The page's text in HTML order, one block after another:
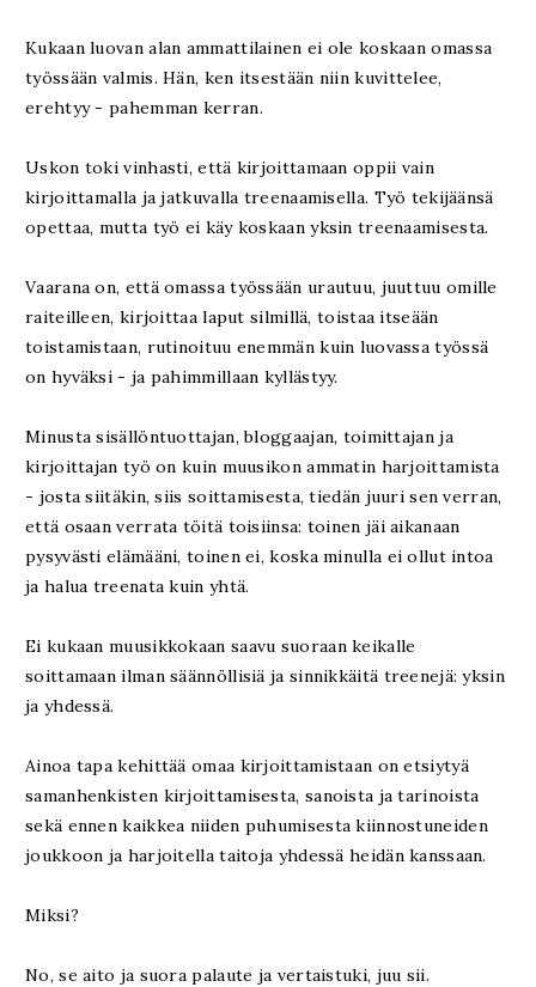
Kukaan luovan alan ammattilainen ei ole koskaan omassa
työssään valmis. Hän, ken itsestään niin kuvittelee,
erehtyy - pahemman kerran.
Uskon toki vinhasti, että kirjoittamaan oppii vain
kirjoittamalla ja jatkuvalla treenaamisella. Työ tekijäänsä
opettaa, mutta työ ei käy koskaan yksin treenaamisesta.
Vaarana on, että omassa työssään urautuu, juuttuu omille
raiteilleen, kirjoittaa laput silmillä, toistaa itseään
toistamistaan, rutinoituu enemmän kuin luovassa työssä
on hyväksi - ja pahimmillaan kyllästyy.
Minusta sisällöntuottajan, bloggaajan, toimittajan ja
kirjoittajan työ on kuin muusikon ammatin harjoittamista
- josta siitäkin, siis soittamisesta, tiedän juuri sen verran,
että osaan verrata töitä toisiinsa: toinen jäi aikanaan
pysyvästi elämääni, toinen ei, koska minulla ei ollut intoa
ja halua treenata kuin yhtä.
Ei kukaan muusikkokaan saavu suoraan keikalle
soittamaan ilman säännöllisiä ja sinnikkäitä treenejä: yksin
ja yhdessä.
Ainoa tapa kehittää omaa kirjoittamistaan on etsiytyä
samanhenkisten kirjoittamisesta, sanoista ja tarinoista
sekä ennen kaikkea niiden puhumisesta kiinnostuneiden
joukkoon ja harjoitella taitoja yhdessä heidän kanssaan.
Miksi?
No, se aito ja suora palaute ja vertaistuki, juu sii.